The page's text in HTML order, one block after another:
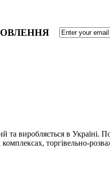
виробляється в
торгівельно-